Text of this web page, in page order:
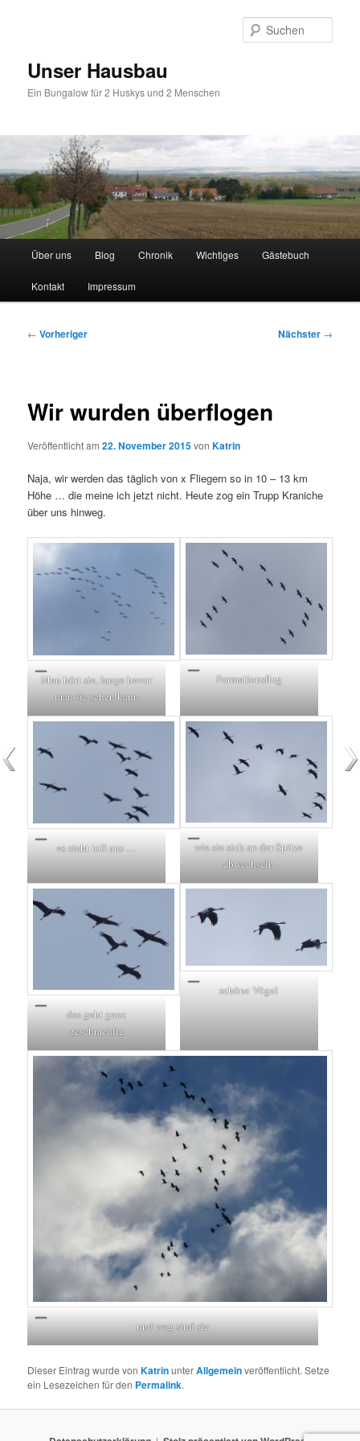
Unser Hausbau
Ein Bungalow für 2 Huskys und 2 Menschen
HauptmenüÜber uns Blog Chronik Wichtiges Gästebuch
Kontakt Impressum
Beitragsnavigation
← Vorheriger Nächster →
Wir wurden überflogen
Veröffentlicht am22. November 2015vonKatrin
Naja, wir werden das täglich von x Fliegern so in 10 – 13 km
Höhe … die meine ich jetzt nicht. Heute zog ein Trupp Kraniche
über uns hinweg.
Man hört sie, lange bevor
man sie sehen kann
Formationsflug
es sieht toll aus …
wie sie sich an der Spitze
abwechseln
das geht ganz
geschmeidig
schöne Vögel
und weg sind sie
Dieser Eintrag wurde vonKatrinunterAllgemeinveröffentlicht. Setze
ein Lesezeichen für den Permalink.